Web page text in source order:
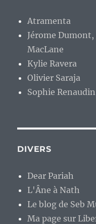
Atramenta
Jérome
MacLane
Kylie Ravera
Olivier Saraja
Sophie Renaudin
DIVERS
Dear Pariah
L'Âne à Nath
Le blog de Seb
Ma page sur